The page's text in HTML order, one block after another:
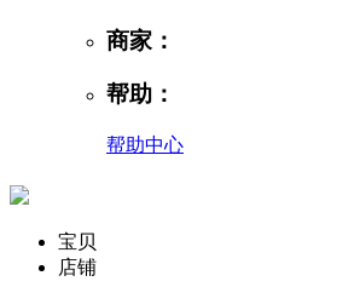
商家：
帮助：
帮助中心
宝贝
店铺